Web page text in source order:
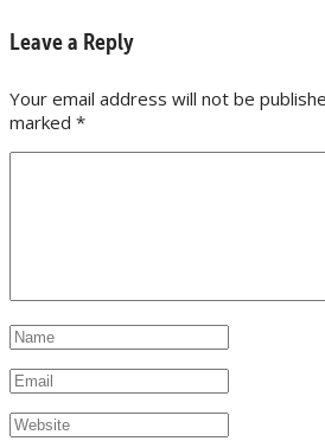
Leave a Reply
Your email address will not be
marked *